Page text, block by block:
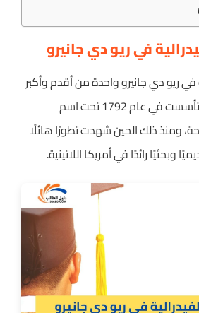
في ريو دي جانيرو
في ريو دي جانيرو واحدة من أقدم وأكبر
الجامعات في البرازيل. تأسست في عام 1792 تحت اسم
ومنذ ذلك الحين شهدت تطورًا هائلًا
وبحثيًا رائدًا في أمريكا اللاتينية.